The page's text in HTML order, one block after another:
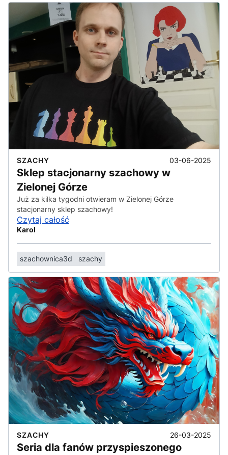
SZACHY 03-06-2025
Sklep stacjonarny szachowy w
Zielonej Górze
Już za kilka tygodni otwieram w Zielonej Górze
stacjonarny sklep szachowy!
Czytaj całość
Karol
szachownica3d szachy
SZACHY 26-03-2025
Seria dla fanów przyspieszonego